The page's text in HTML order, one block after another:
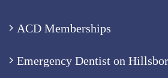
ACD Memberships
Emergency Dentist on